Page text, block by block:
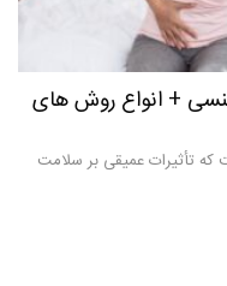
+ انواع روش های
تأثیرات عمیقی بر سلامت